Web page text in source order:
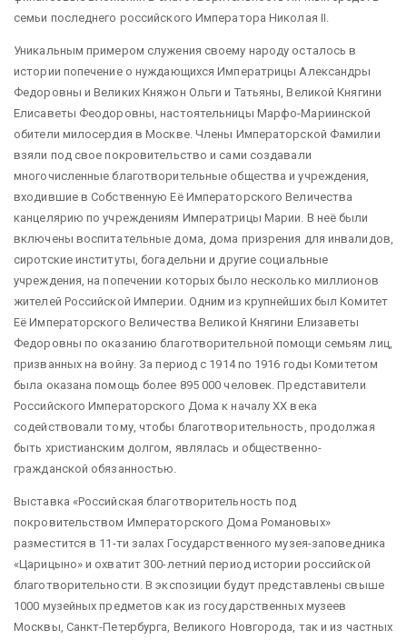
семьи последнего российского Императора Николая II.
Уникальным примером служения своему народу осталось в
истории попечение о нуждающихся Императрицы Александры
Федоровны и Великих Княжон Ольги и Татьяны, Великой Княгини
Елисаветы Феодоровны, настоятельницы Марфо-Мариинской
обители милосердия в Москве. Члены Императорской Фамилии
взяли под свое покровительство и сами создавали
многочисленные благотворительные общества и учреждения,
входившие в Собственную Её Императорского Величества
канцелярию по учреждениям Императрицы Марии. В неё были
включены воспитательные дома, дома призрения для инвалидов,
сиротские институты, богадельни и другие социальные
учреждения, на попечении которых было несколько миллионов
жителей Российской Империи. Одним из крупнейших был Комитет
Её Императорского Величества Великой Княгини Елизаветы
Федоровны по оказанию благотворительной помощи семьям лиц,
призванных на войну. За период с 1914 по 1916 годы Комитетом
была оказана помощь более 895 000 человек. Представители
Российского Императорского Дома к началу XX века
содействовали тому, чтобы благотворительность, продолжая
быть христианским долгом, являлась и общественно-
гражданской обязанностью.
Выставка «Российская благотворительность под
покровительством Императорского Дома Романовых»
разместится в 11-ти залах Государственного музея-заповедника
«Царицыно» и охватит 300-летний период истории российской
благотворительности. В экспозиции будут представлены свыше
1000 музейных предметов как из государственных музеев
Москвы, Санкт-Петербурга, Великого Новгорода, так и из частных